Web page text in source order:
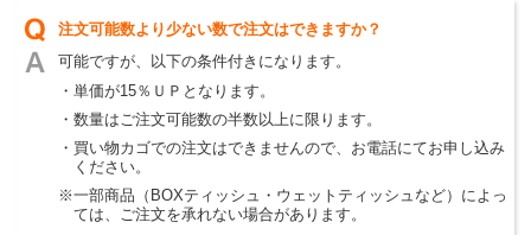
注文可能数より少ない数で注文はできますか？
可能ですが、以下の条件付きになります。
・単価が15％ＵＰとなります。
・数量はご注文可能数の半数以上に限ります。
・買い物カゴでの注文はできませんので、お電話にてお申し込み
ください。
※一部商品（BOXティッシュ・ウェットティッシュなど）によっ
ては、ご注文を承れない場合があります。